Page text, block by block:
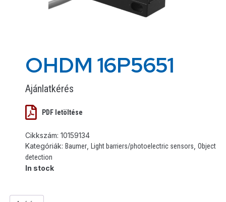
OHDM 16P5651
Ajánlatkérés
PDF letöltése
Cikkszám: 10159134
Kategóriák: Baumer Light barriers/photoelectric sensors Object
detection
In stock